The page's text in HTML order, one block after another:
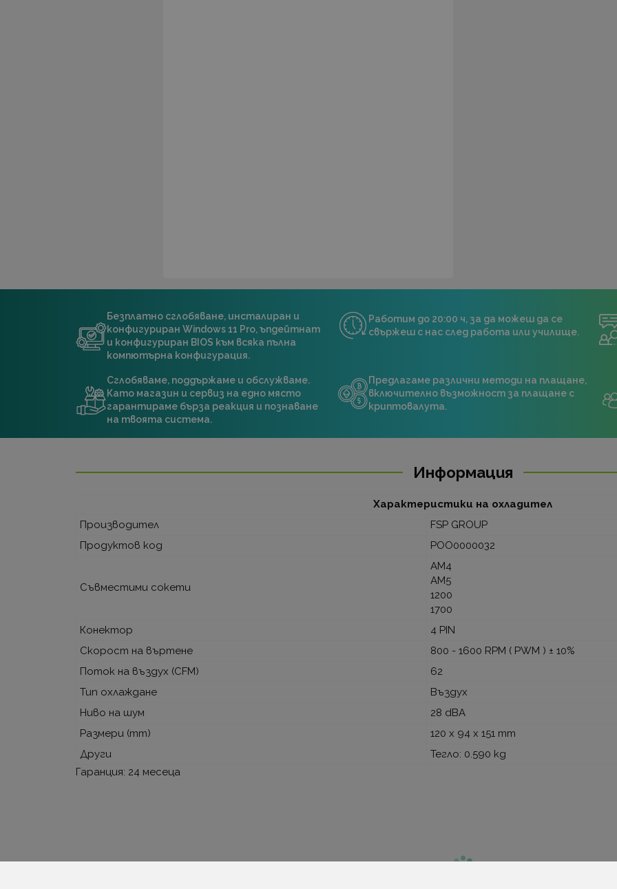
Безплатно сглобяване, инсталиран и
конфигуриран Windows 11 Pro, ъпдейтнат
и конфигуриран BIOS към всяка пълна
компютърна конфигурация.
Работим до 20:00 ч, за да можеш да се
свържеш с нас след работа или училище.
Сглобяваме, поддържаме и обслужваме.
Като магазин и сервиз на едно място
гарантираме бърза реакция и познаване
на твоята система.
Предлагаме различни методи на плащане,
включително възможност за плащане с
криптовалута.
Информация
Характеристики на охладител
Производител
FSP GROUP
Продуктов код
POO0000032
Съвместими сокети
AM4
AM5
1200
1700
Конектор
4 PIN
Скорост на въртене
800 - 1600 RPM ( PWM ) ± 10%
Поток на въздух (CFM)
62
Тип охлаждане
Въздух
Ниво на шум
28 dBA
Размери (mm)
120 x 94 x 151 mm
Други
Тегло: 0.590 kg
Гаранция: 24 месеца